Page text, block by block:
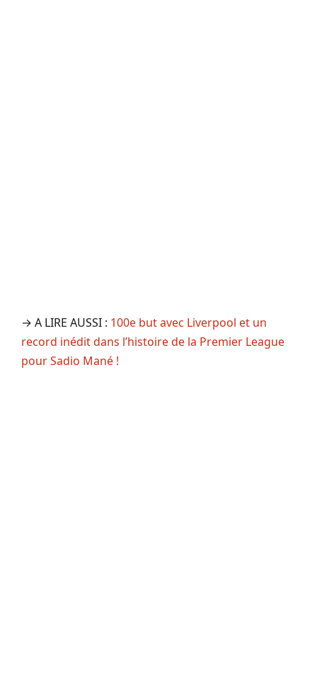
→ A LIRE AUSSI : 100e but avec Liverpool et un
record inédit dans l’histoire de la Premier League
pour Sadio Mané !